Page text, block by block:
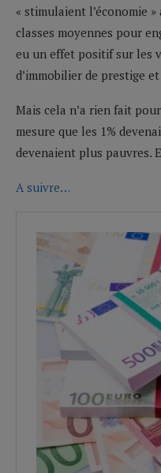
« stimulaient l’économie
classes moyennes pour
eu un effet positif sur les
d’immobilier de prestige
Mais cela n’a rien fait
mesure que les 1%
devenaient plus pauvres.
A suivre…